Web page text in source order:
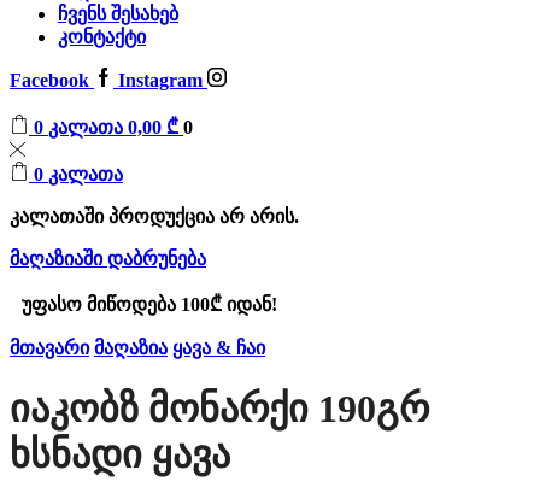
ჩვენს შესახებ
კონტაქტი
Facebook Instagram
0 კალათა 0,00 ₾ 0
0 კალათა
კალათაში პროდუქცია არ არის.
მაღაზიაში დაბრუნება
უფასო მიწოდება 100₾ იდან!
მთავარი მაღაზია ყავა & ჩაი
Იაკობზ Მონარქი 190გრ
Ხსნადი Ყავა